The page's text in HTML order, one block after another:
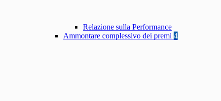
Relazione sulla Performance
Ammontare complessivo dei premi 4